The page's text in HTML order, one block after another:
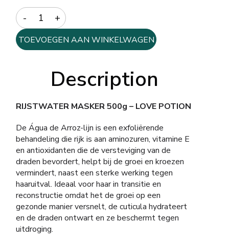
Quantity
TOEVOEGEN AAN WINKELWAGEN
Description
RIJSTWATER MASKER 500g – LOVE POTION
De Água de Arroz-lijn is een exfoliërende
behandeling die rijk is aan aminozuren, vitamine E
en antioxidanten die de versteviging van de
draden bevordert, helpt bij de groei en kroezen
vermindert, naast een sterke werking tegen
haaruitval. Ideaal voor haar in transitie en
reconstructie omdat het de groei op een
gezonde manier versnelt, de cuticula hydrateert
en de draden ontwart en ze beschermt tegen
uitdroging.